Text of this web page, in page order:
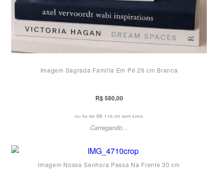
Imagem Sagrada Família Em Pé 26 cm Branca
R$ 580,00
ou 5x de R$ 116,00 sem juros
Carregando...
Imagem Nossa Senhora Passa Na Frente 30 cm